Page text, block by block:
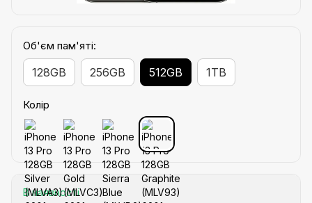
Об'єм пам'яті:
128GB 256GB 512GB 1TB
Колір
В наявності